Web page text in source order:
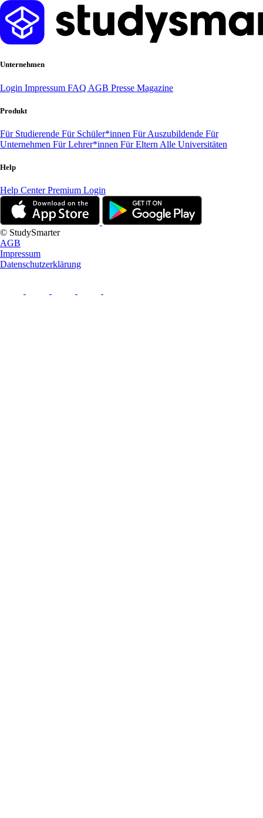
Unternehmen
Login Impressum FAQ AGB Presse Magazine
Produkt
Für Studierende Für Schüler*innen Für Auszubildende Für
Unternehmen Für Lehrer*innen Für Eltern Alle Universitäten
Help
Help CenterPremium Login
© StudySmarter
AGB
Impressum
Datenschutzerklärung